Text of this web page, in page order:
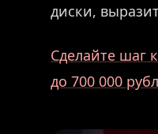
диски,
Сделайте шаг
до 700 000